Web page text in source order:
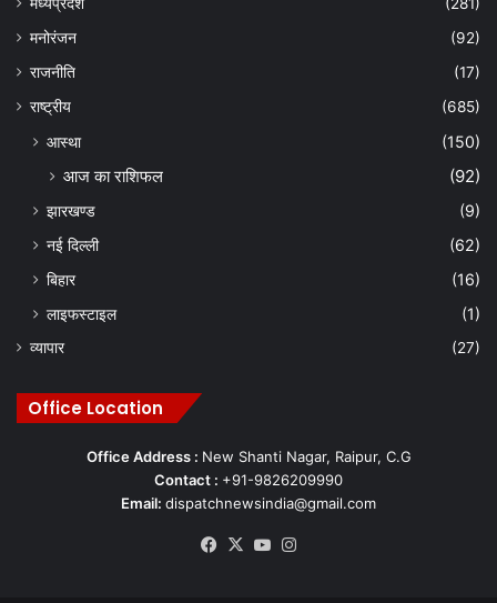
मनोरंजन
(92)
राजनीति
(17)
राष्ट्रीय
(685)
आस्था (150)
आज का राशिफल (92)
झारखण्ड
(9)
नई दिल्ली
(62)
बिहार
(16)
लाइफस्टाइल
(1)
व्यापार (27)
Office Location
Office Address : New Shanti Nagar, Raipur, C.G
Contact : +91-9826209990
Email: dispatchnewsindia@gmail.com
Facebook
X YouTube